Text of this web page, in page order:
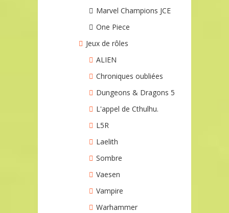
Marvel Champions JCE
One Piece
Jeux de rôles
ALIEN
Chroniques oubliées
Dungeons & Dragons 5
L'appel de Cthulhu.
L5R
Laelith
Sombre
Vaesen
Vampire
Warhammer